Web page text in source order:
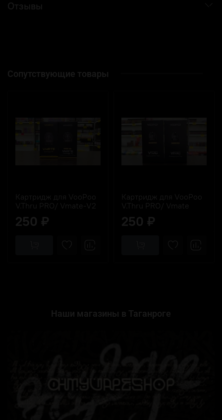
Отзывы
Сопутствующие товары
Картридж для VooPoo
V.Thru PRO/ Vmate-V2
250 ₽
Картридж для VooPoo
V.Thru PRO/ Vmate
250 ₽
Наши магазины в Таганроге